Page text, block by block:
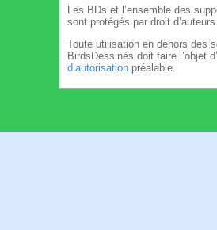
Les BDs et l’ensemble des
sont protégés par droit d’auteurs.
Toute utilisation en dehors des
BirdsDessinés doit faire l’objet
d’autorisation préalable.